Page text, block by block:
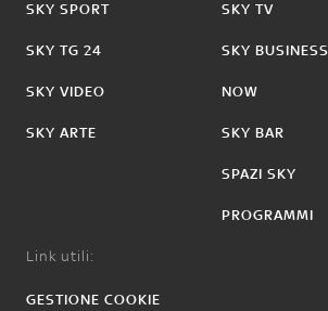
SKY SPORT
SKY TG 24
SKY VIDEO
SKY ARTE
SKY TV
SKY BUSINESS
NOW
SKY BAR
SPAZI SKY
PROGRAMMI
Link utili:
GESTIONE COOKIE